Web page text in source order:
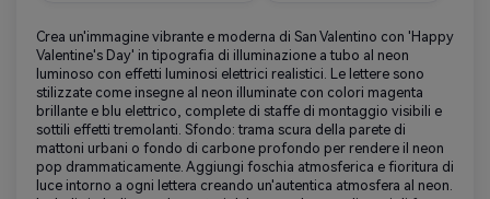
Crea un'immagine vibrante e moderna di San Valentino con 'Happy
Valentine's Day' in tipografia di illuminazione a tubo al neon
luminoso con effetti luminosi elettrici realistici. Le lettere sono
stilizzate come insegne al neon illuminate con colori magenta
brillante e blu elettrico, complete di staffe di montaggio visibili e
sottili effetti tremolanti. Sfondo: trama scura della parete di
mattoni urbani o fondo di carbone profondo per rendere il neon
pop drammaticamente. Aggiungi foschia atmosferica e fioritura di
luce intorno a ogni lettera creando un'autentica atmosfera al neon.